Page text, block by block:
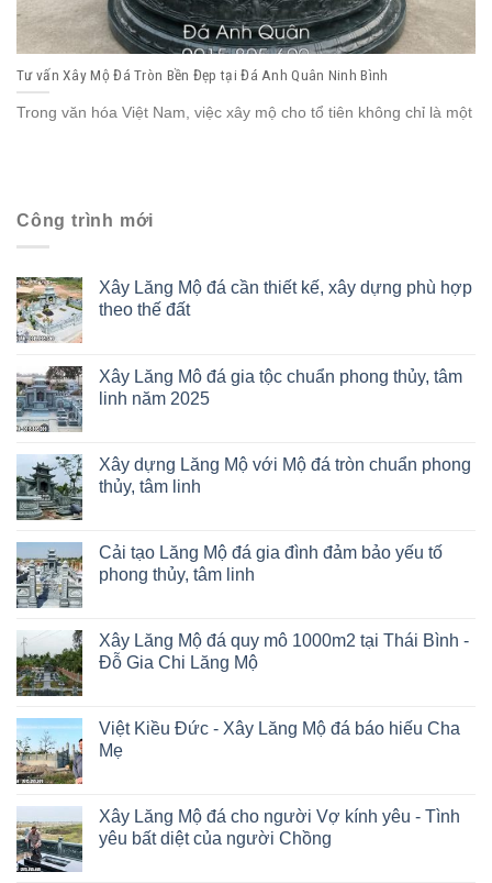
Tư vấn Xây Mộ Đá Tròn Bền Đẹp tại Đá Anh Quân Ninh Bình
Trong văn hóa Việt Nam, việc xây mộ cho tổ tiên không chỉ là một
Công trình mới
Xây Lăng Mộ đá cần thiết kế, xây dựng phù hợp
theo thế đất
Xây Lăng Mô đá gia tộc chuẩn phong thủy, tâm
linh năm 2025
Xây dựng Lăng Mộ với Mộ đá tròn chuẩn phong
thủy, tâm linh
Cải tạo Lăng Mộ đá gia đình đảm bảo yếu tố
phong thủy, tâm linh
Xây Lăng Mộ đá quy mô 1000m2 tại Thái Bình -
Đỗ Gia Chi Lăng Mộ
Việt Kiều Đức - Xây Lăng Mộ đá báo hiếu Cha
Mẹ
Xây Lăng Mộ đá cho người Vợ kính yêu - Tình
yêu bất diệt của người Chồng